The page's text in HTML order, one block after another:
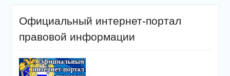
Официальный интернет-портал
правовой информации